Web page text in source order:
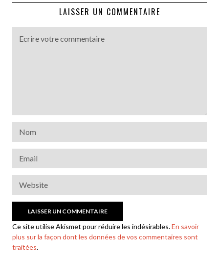
LAISSER UN COMMENTAIRE
Ce site utilise Akismet pour réduire les indésirables.En savoir
plus sur la façon dont les données de vos commentaires sont
traitées.